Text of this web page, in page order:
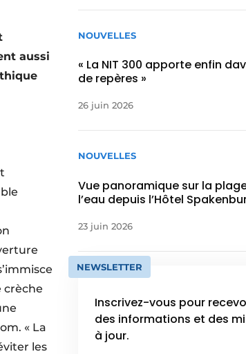
aussi
crèche
« La
les
NOUVELLES
« La NIT 300 apporte enfin
de repères »
26 juin 2026
NOUVELLES
Vue panoramique sur la
l’eau depuis l’Hôtel
23 juin 2026
NEWSLETTER
Inscrivez-vous pour
des informations et des
à jour.